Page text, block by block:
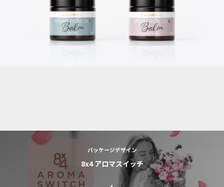
パッケージデザイン
8x4 アロマスイッチ